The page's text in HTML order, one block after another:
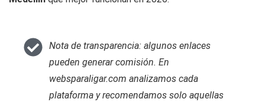
Nota de transparencia: algunos enlaces
pueden generar comisión. En
websparaligar.com analizamos cada
plataforma y recomendamos solo aquellas